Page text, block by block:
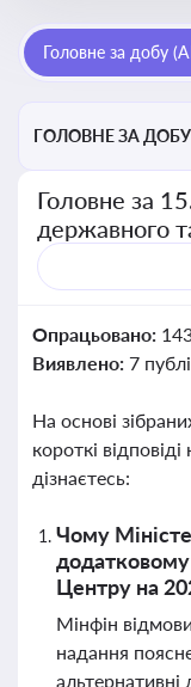
Головне за добу
ГОЛОВНЕ ЗА ДОБУ
Головне за
державного
Опрацьовано:
Виявлено: 7
На основі
короткі
дізнаєтесь:
Чому
Центру на
Мінфін
надання